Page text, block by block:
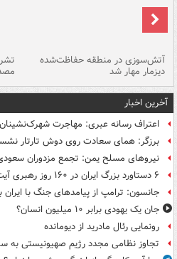
آتش‌سوزی در منطقه حفاظت‌شده
دیزمار مهار شد
آخرین اخبار
اعتراف رسانه عبری: مهاجرت شهرک‌نشینان ۵۰ درصد افزایش یافت
برزگر: همای سعادت روی دوش تارتار
نیروهای مسلح یمن: تجمع مزدوران
۶ دستاورد بزرگ ایران در ۱۶۰ روز رهبری آیت‌الله سید مجتبی خامنه‌ای
جانسون: ترامپ از پیامدهای جنگ با ایران
جان یک یهودی برابر ۱۰ میلیون انسان؟
رونمایی رئال مادرید از دیومانده
تجاوز نظامی مجدد رژیم صهیونیستی به